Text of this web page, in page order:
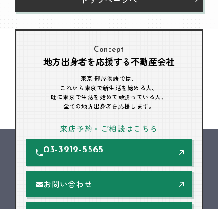
Concept
地方出身者を応援する不動産会社
東京 部屋物語では、
これから東京で新生活を始める人、
既に東京で生活を始めて頑張っている人、
全ての地方出身者を応援します。
来店予約・ご相談はこちら
03-3212-5565
お問い合わせ